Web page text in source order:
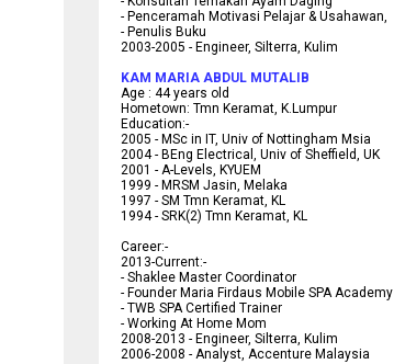
- Penceramah Motivasi Pelajar & Usahawan,
- Penulis Buku
2003-2005 - Engineer, Silterra, Kulim
KAM MARIA ABDUL MUTALIB
Age : 44 years old
Hometown: Tmn Keramat, K.Lumpur
Education:-
2005 -MSc in IT, Univ of Nottingham Msia
2004 - BEng Electrical, Univ of Sheffield, UK
2001 - A-Levels, KYUEM
1999 - MRSM Jasin, Melaka
1997 - SM Tmn Keramat, KL
1994 - SRK(2) Tmn Keramat, KL
Career:-
2013-Current:-
- Shaklee Master Coordinator
- Founder Maria Firdaus Mobile SPA Academy
- TWB SPA Certified Trainer
- Working At Home Mom
2008-2013 - Engineer, Silterra, Kulim
2006-2008 - Analyst, Accenture Malaysia